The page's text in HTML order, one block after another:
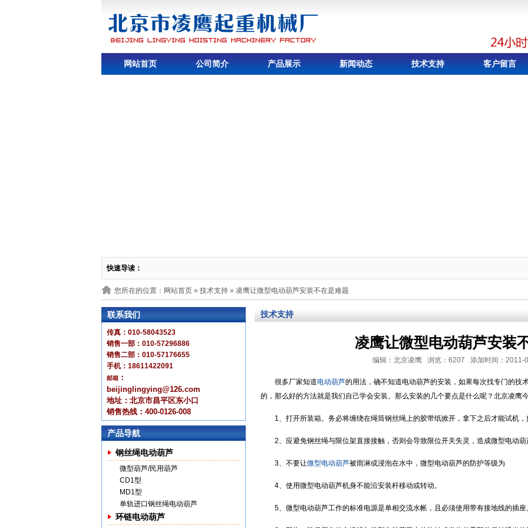
网站首页 公司简介 产品展示 新闻动态 技术支持 客户留言
快速导读：
您所在的位置：网站首页 » 技术支持 » 凌鹰让微型电动葫芦安装不在是难题
联系我们
传真：010-58043523
销售一部：010-57296886
销售二部：010-57176655
手机：18611422091
邮箱 ：
beijinglingying@126.com
地址：北京市昌平区东小口
销售热线：400-0126-008
产品导航
钢丝绳电动葫芦
微型葫芦/民用葫芦
CD1型
MD1型
单轨进口钢丝绳电动葫芦
环链电动葫芦
技术支持
凌鹰让微型电动葫芦安装
编辑：北京凌鹰 浏览：6207 添加时间：2011-
很多厂家知道电动葫芦的用法，确不知道电动葫芦的安装，如果每次找专门的技
的，那么好的方法就是我们自己学会安装。那么安装的几个要点是什么呢？北京凌鹰
1、打开所装箱。务必将缠绕在绳筒钢丝绳上的胶带纸掀开，拿下之后才能试机
2、应避免钢丝绳与限位架直接接触，否则会导致限位开关失灵，造成微型电动
3、不要让微型电动葫芦被雨淋或浸泡在水中，微型电动葫芦的防护等级为
4、使用微型电动葫芦机身不能沿安装杆移动或转动。
5、微型电动葫芦工作的标准电源是单相交流水帐，且必须使用带有接地线的插座